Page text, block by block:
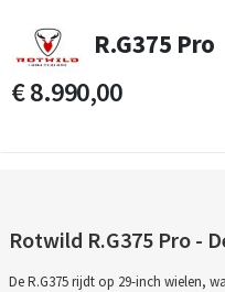
R.G375 Pro
€ 8.990,00
Rotwild R.G375 Pro -
De R.G375 rijdt op 29-inch wielen,